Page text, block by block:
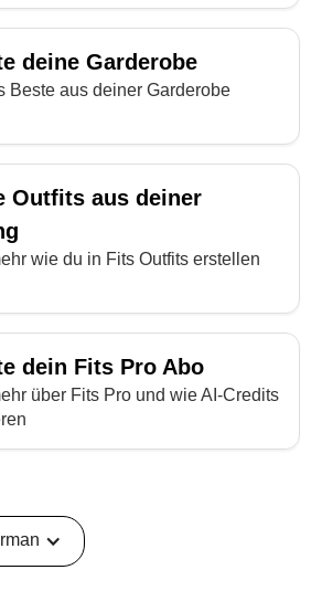
deine Garderobe
Beste aus deiner Garderobe
Outfits aus deiner
wie du in Fits Outfits erstellen
dein Fits Pro Abo
über Fits Pro und wie AI-Credits